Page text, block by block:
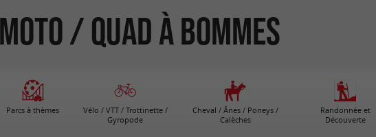
/ Quad à Bommes
Parcs à thèmes
Vélo / VTT / Trottinette /
Gyropode
Cheval / Ânes / Poneys /
Calèches
Randonnée et
Découverte